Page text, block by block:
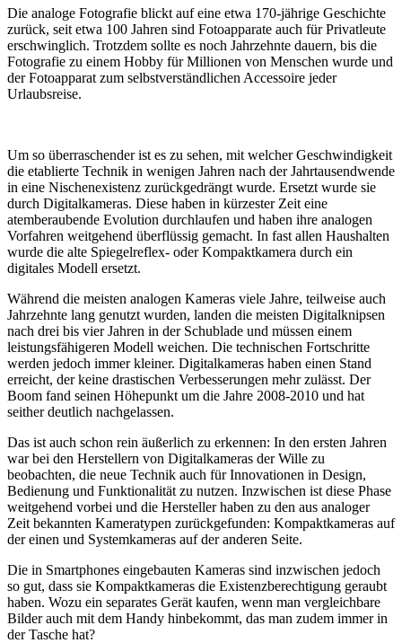
Die analoge Fotografie blickt auf eine etwa 170-jährige Geschichte
zurück, seit etwa 100 Jahren sind Fotoapparate auch für Privatleute
erschwinglich. Trotzdem sollte es noch Jahrzehnte dauern, bis die
Fotografie zu einem Hobby für Millionen von Menschen wurde und
der Fotoapparat zum selbstverständlichen Accessoire jeder
Urlaubsreise.
Um so überraschender ist es zu sehen, mit welcher Geschwindigkeit
die etablierte Technik in wenigen Jahren nach der Jahrtausendwende
in eine Nischenexistenz zurückgedrängt wurde. Ersetzt wurde sie
durch Digitalkameras. Diese haben in kürzester Zeit eine
atemberaubende Evolution durchlaufen und haben ihre analogen
Vorfahren weitgehend überflüssig gemacht. In fast allen Haushalten
wurde die alte Spiegelreflex- oder Kompaktkamera durch ein
digitales Modell ersetzt.
Während die meisten analogen Kameras viele Jahre, teilweise auch
Jahrzehnte lang genutzt wurden, landen die meisten Digitalknipsen
nach drei bis vier Jahren in der Schublade und müssen einem
leistungsfähigeren Modell weichen. Die technischen Fortschritte
werden jedoch immer kleiner. Digitalkameras haben einen Stand
erreicht, der keine drastischen Verbesserungen mehr zulässt. Der
Boom fand seinen Höhepunkt um die Jahre 2008-2010 und hat
seither deutlich nachgelassen.
Das ist auch schon rein äußerlich zu erkennen: In den ersten Jahren
war bei den Herstellern von Digitalkameras der Wille zu
beobachten, die neue Technik auch für Innovationen in Design,
Bedienung und Funktionalität zu nutzen. Inzwischen ist diese Phase
weitgehend vorbei und die Hersteller haben zu den aus analoger
Zeit bekannten Kameratypen zurückgefunden: Kompaktkameras auf
der einen und Systemkameras auf der anderen Seite.
Die in Smartphones eingebauten Kameras sind inzwischen jedoch
so gut, dass sie Kompaktkameras die Existenzberechtigung geraubt
haben. Wozu ein separates Gerät kaufen, wenn man vergleichbare
Bilder auch mit dem Handy hinbekommt, das man zudem immer in
der Tasche hat?